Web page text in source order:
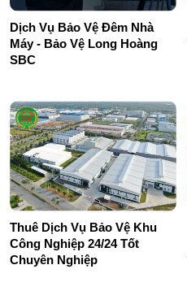
Dịch Vụ Bảo Vệ Đêm Nhà
Máy - Bảo Vệ Long Hoàng
SBC
Thuê Dịch Vụ Bảo Vệ Khu
Công Nghiệp 24/24 Tốt
Chuyên Nghiệp